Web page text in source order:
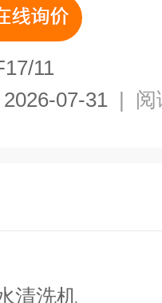
11
2026-07-31 | 阅